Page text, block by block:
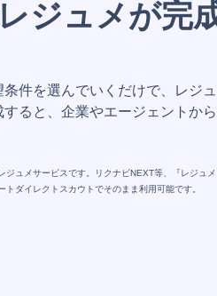
ジュメが完
件を選んでいくだけで、レジ
ると、企業やエージェントか
ュメサービスです。リクナビNEXT等、『レジュ
ダイレクトスカウトでそのまま利用可能です。